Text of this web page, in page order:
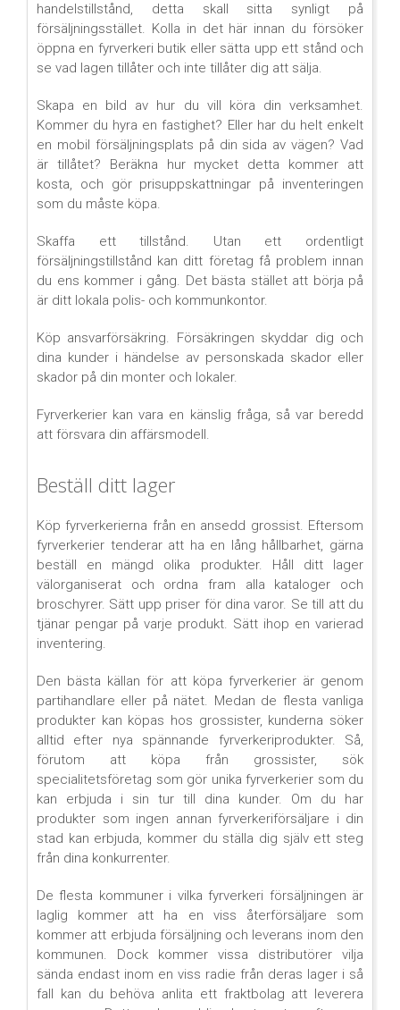
handelstillstånd, detta skall sitta synligt på
försäljningsstället. Kolla in det här innan du försöker
öppna en fyrverkeri butik eller sätta upp ett stånd och
se vad lagen tillåter och inte tillåter dig att sälja.
Skapa en bild av hur du vill köra din verksamhet.
Kommer du hyra en fastighet? Eller har du helt enkelt
en mobil försäljningsplats på din sida av vägen? Vad
är tillåtet? Beräkna hur mycket detta kommer att
kosta, och gör prisuppskattningar på inventeringen
som du måste köpa.
Skaffa ett tillstånd. Utan ett ordentligt
försäljningstillstånd kan ditt företag få problem innan
du ens kommer i gång. Det bästa stället att börja på
är ditt lokala polis- och kommunkontor.
Köp ansvarförsäkring. Försäkringen skyddar dig och
dina kunder i händelse av personskada skador eller
skador på din monter och lokaler.
Fyrverkerier kan vara en känslig fråga, så var beredd
att försvara din affärsmodell.
Beställ ditt lager
Köp fyrverkerierna från en ansedd grossist. Eftersom
fyrverkerier tenderar att ha en lång hållbarhet, gärna
beställ en mängd olika produkter. Håll ditt lager
välorganiserat och ordna fram alla kataloger och
broschyrer. Sätt upp priser för dina varor. Se till att du
tjänar pengar på varje produkt. Sätt ihop en varierad
inventering.
Den bästa källan för att köpa fyrverkerier är genom
partihandlare eller på nätet. Medan de flesta vanliga
produkter kan köpas hos grossister, kunderna söker
alltid efter nya spännande fyrverkeriprodukter. Så,
förutom att köpa från grossister, sök
specialitetsföretag som gör unika fyrverkerier som du
kan erbjuda i sin tur till dina kunder. Om du har
produkter som ingen annan fyrverkeriförsäljare i din
stad kan erbjuda, kommer du ställa dig själv ett steg
från dina konkurrenter.
De flesta kommuner i vilka fyrverkeri försäljningen är
laglig kommer att ha en viss återförsäljare som
kommer att erbjuda försäljning och leverans inom den
kommunen. Dock kommer vissa distributörer vilja
sända endast inom en viss radie från deras lager i så
fall kan du behöva anlita ett fraktbolag att leverera